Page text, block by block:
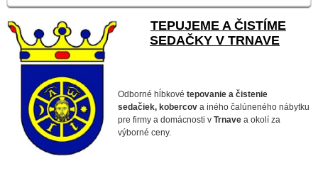
TEPUJEME A ČISTÍME
SEDAČKY V TRNAVE
Odborné hĺbkové tepovanie a čistenie
sedačiek, kobercova iného čalúneného nábytku
pre firmy a domácnosti v Trnave a okolí za
výborné ceny.